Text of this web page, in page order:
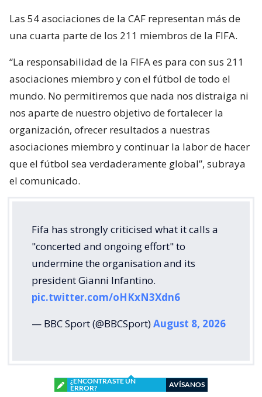
Las 54 asociaciones de la CAF representan más de
una cuarta parte de los 211 miembros de la FIFA.
“La responsabilidad de la FIFA es para con sus 211
asociaciones miembro y con el fútbol de todo el
mundo. No permitiremos que nada nos distraiga ni
nos aparte de nuestro objetivo de fortalecer la
organización, ofrecer resultados a nuestras
asociaciones miembro y continuar la labor de hacer
que el fútbol sea verdaderamente global”, subraya
el comunicado.
Fifa has strongly criticised what it calls a
"concerted and ongoing effort" to
undermine the organisation and its
president Gianni Infantino.
pic.twitter.com/oHKxN3Xdn6
— BBC Sport (@BBCSport)August 8, 2026
¿ENCONTRASTE UN
ERROR?
AVÍSANOS